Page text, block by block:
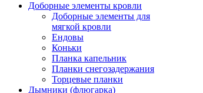
Доборные элементы кровли
Доборные элементы для
мягкой кровли
Ендовы
Коньки
Планка капельник
Планки снегозадержания
Торцевые планки
Дымники (флюгарка)